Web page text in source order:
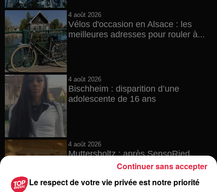
4 août 2026
Vélos d'occasion en Alsace : les
meilleures adresses pour rouler à...
4 août 2026
Bischheim : disparition d’une
adolescente de 16 ans
4 août 2026
Muttersholtz : après SensoRied,
voilà BotaRied
Le respect de votre vie privée est notre priorité
Continuer sans accepter